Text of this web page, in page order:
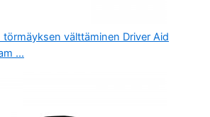
törmäyksen välttäminen Driver Aid
...